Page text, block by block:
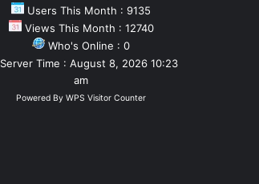
Users This Month : 9135
Views This Month : 12740
Who's Online : 0
Server Time : August 8, 2026 10:23
am
Powered By WPS Visitor Counter